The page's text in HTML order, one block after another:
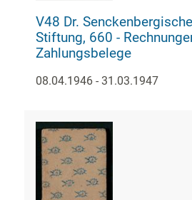
V48 Dr. Senckenbergische
Stiftung, 660 - Rechnungen und
Zahlungsbelege
08.04.1946 - 31.03.1947